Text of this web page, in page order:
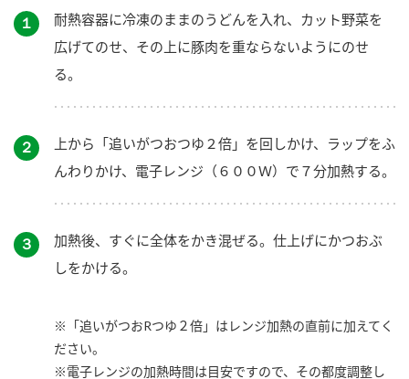
１
耐熱容器に冷凍のままのうどんを入れ、カット野菜を
広げてのせ、その上に豚肉を重ならないようにのせ
る。
２
上から「追いがつおつゆ２倍」を回しかけ、ラップをふ
んわりかけ、電子レンジ（６００Ｗ）で７分加熱する。
３
加熱後、すぐに全体をかき混ぜる。仕上げにかつおぶ
しをかける。
※「追いがつおRつゆ２倍」はレンジ加熱の直前に加えてく
ださい。
※電子レンジの加熱時間は目安ですので、その都度調整し